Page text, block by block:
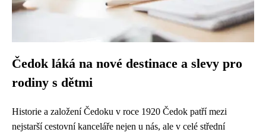
Čedok láká na nové destinace a slevy pro
rodiny s dětmi
Historie a založení Čedoku v roce 1920 Čedok patří mezi
nejstarší cestovní kanceláře nejen u nás, ale v celé střední